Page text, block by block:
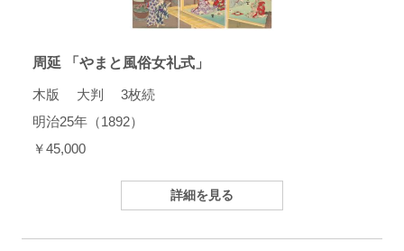
周延 「やまと風俗女礼式」
木版 大判 3枚続
明治25年（1892）
￥45,000
詳細を見る